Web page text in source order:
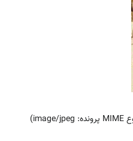
image/jpeg
)